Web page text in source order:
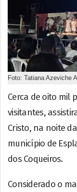
Foto: Tatiana Azeviche
Cerca de oito mil
visitantes,
Cristo, na noite
município de
dos Coqueiros.
Considerado o